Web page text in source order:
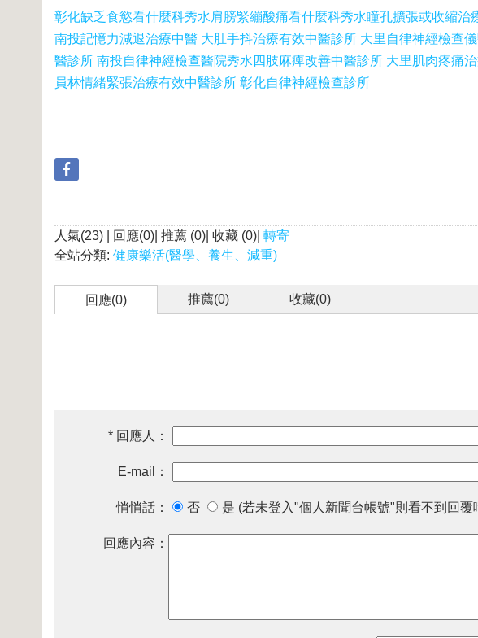
彰化缺乏食慾看什麼科秀水肩膀緊繃酸痛看什麼科秀水瞳孔擴張或收縮治
南投記憶力減退治療中醫 大肚手抖治療有效中醫診所 大里自律神經檢查
醫診所 南投自律神經檢查醫院秀水四肢麻痺改善中醫診所 大里肌肉疼痛
員林情緒緊張治療有效中醫診所 彰化自律神經檢查診所
人氣(23) | 回應(0)| 推薦 (0)| 收藏 (0)| 轉寄
全站分類: 健康樂活(醫學、養生、減重)
回應(0) 推薦(0) 收藏(0)
* 回應人：
E-mail：
悄悄話： 否 是 (若未登入"個人新聞台帳號"則看不到回覆
回應內容：